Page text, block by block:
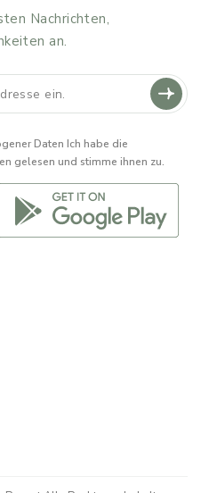
Nachrichten,
an.
Daten Ich habe die
gelesen und stimme ihnen zu.